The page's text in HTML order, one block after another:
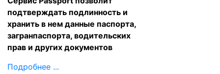
подтверждать подлинность и
хранить в нем данные паспорта,
загранпаспорта, водительских
прав и других документов
Подробнее ...